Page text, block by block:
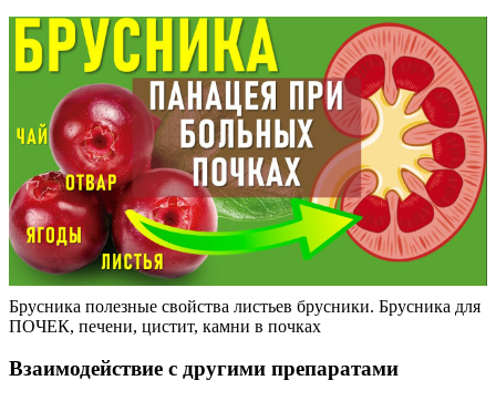
Брусника полезные свойства листьев брусники. Брусника для
ПОЧЕК, печени, цистит, камни в почках
Взаимодействие с другими препаратами